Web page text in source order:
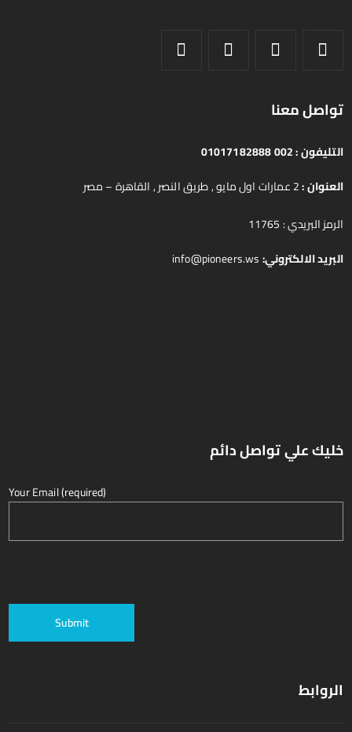
تواصل معنا
التليفون :002 01017182888
العنوان :2 عمارات اول مايو , طريق النصر , القاهرة – مصر
الرمز البريدي : 11765
البريد الالكتروني:
خليك علي تواصل دائم
Your Email (required)
الروابط